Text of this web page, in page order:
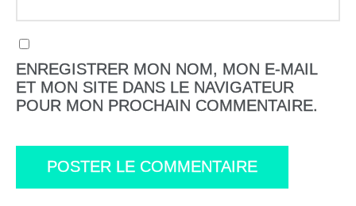
ENREGISTRER MON NOM, MON E-MAIL
ET MON SITE DANS LE NAVIGATEUR
POUR MON PROCHAIN COMMENTAIRE.